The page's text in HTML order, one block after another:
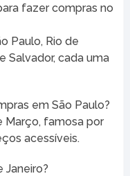
fazer compras no
Paulo, Rio de
Salvador, cada uma
em São Paulo?
Março, famosa por
acessíveis.
Janeiro?